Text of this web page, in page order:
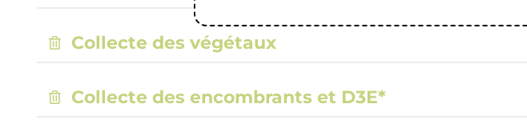
Collecte des végétaux
Collecte des encombrants et D3E*